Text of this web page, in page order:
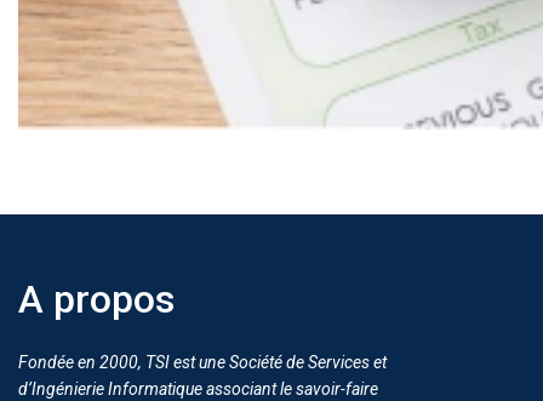
A propos
Fondée en 2000, TSI est une Société de Services et
d’Ingénierie Informatique associant le savoir-faire